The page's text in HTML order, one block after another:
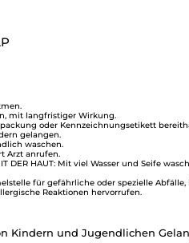
mit langfristiger Wirkung.
oder Kennzeichnungsetikett
gelangen.
waschen.
Arzt anrufen.
DER HAUT: Mit viel Wasser und Seife
für gefährliche oder spezielle
Reaktionen hervorrufen.
Kindern und Jugendlichen